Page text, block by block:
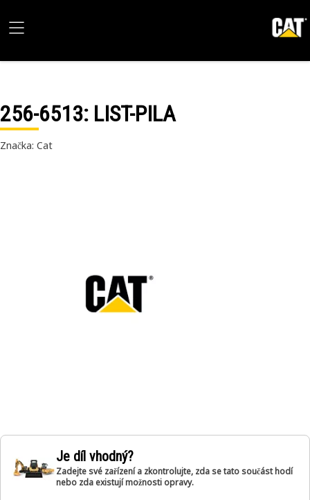
256-6513: LIST-PILA
Značka: Cat
Je díl vhodný?
Zadejte své zařízení a zkontrolujte, zda se tato součást hodí
nebo zda existují možnosti opravy.